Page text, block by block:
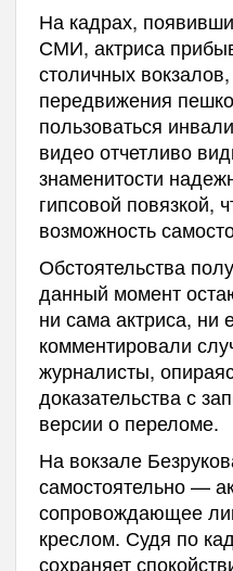
На кадрах,
СМИ, актриса
столичных
передвижения
пользоваться
видео отчетливо
знаменитости
гипсовой повязкой,
возможность
Обстоятельства
данный момент
ни сама актриса, ни
комментировали
журналисты,
доказательства с
версии о переломе.
На вокзале
самостоятельно —
сопровождающее
креслом. Судя по
сохраняет